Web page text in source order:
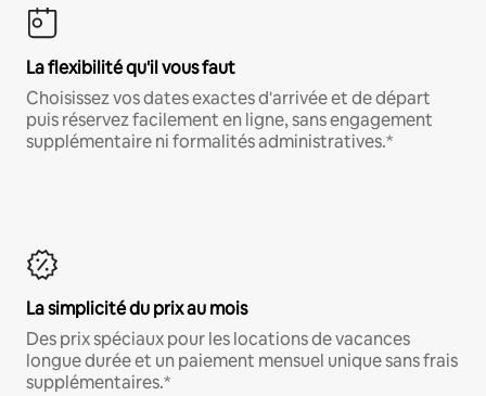
La flexibilité qu'il vous faut
Choisissez vos dates exactes d'arrivée et de départ
puis réservez facilement en ligne, sans engagement
supplémentaire ni formalités administratives.*
La simplicité du prix au mois
Des prix spéciaux pour les locations de vacances
longue durée et un paiement mensuel unique sans frais
supplémentaires.*